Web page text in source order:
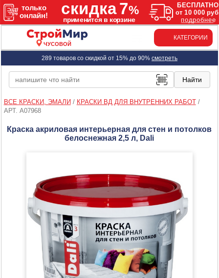
ЧУСОВОЙ
КАТЕГОРИИ
289 товаров со скидкой от 15% до 90% смотреть
ВСЕ КРАСКИ, ЭМАЛИ / КРАСКИ ВД ДЛЯ ВНУТРЕННИХ РАБОТ/
АРТ. A07968
Краска акриловая интерьерная для стен и потолков
белоснежная 2,5 л, Dali